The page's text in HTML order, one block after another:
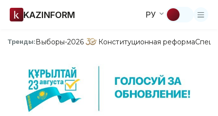
KAZINFORM РУ
Тренды:Выборы-2026 Конституционная реформа